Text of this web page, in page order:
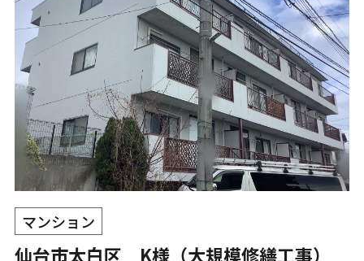
マンション
仙台市太白区 K様（大規模修繕工事）